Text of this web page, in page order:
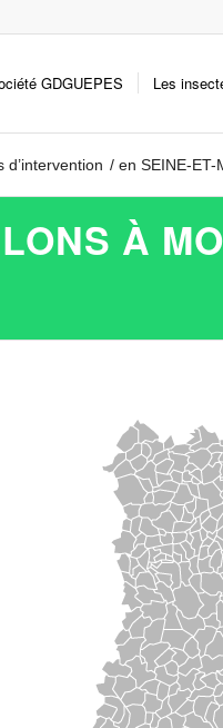
GDGUEPES Les
d’intervention / en SEINE-ET-
À